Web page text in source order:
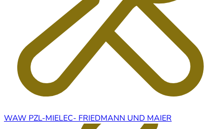
WAW PZL-MIELEC- FRIEDMANN UND MAIER